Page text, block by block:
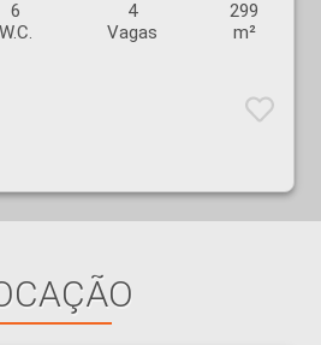
6
W.C.
4
Vagas
299
m²